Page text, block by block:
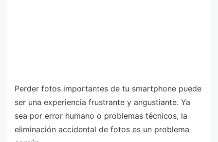
Perder fotos importantes de tu smartphone puede
ser una experiencia frustrante y angustiante. Ya
sea por error humano o problemas técnicos, la
eliminación accidental de fotos es un problema